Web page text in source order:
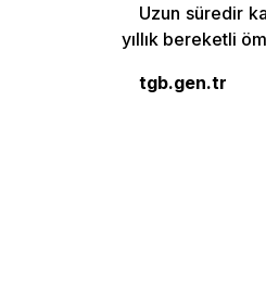
Uzun süredir
yıllık bereketli
tgb.gen.tr